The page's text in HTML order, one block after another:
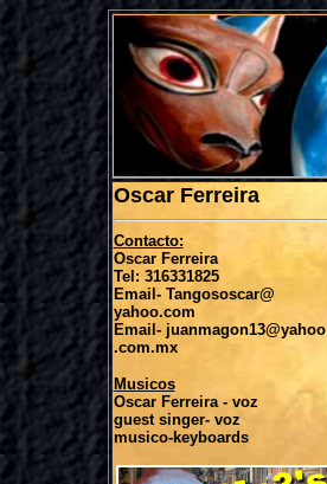
Oscar Ferreira
Contacto:
Oscar Ferreira
Tel: 316331825
Email- Tangososcar@
yahoo.com
Email- juanmagon13@yahoo
.com.mx
Musicos
Oscar Ferreira - voz
guest singer- voz
musico-keyboards